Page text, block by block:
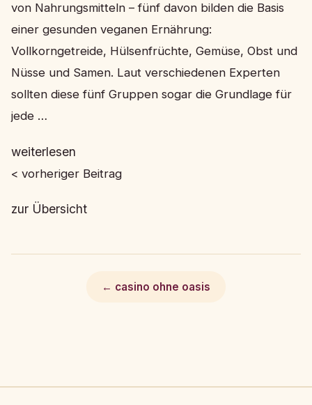
von Nahrungsmitteln – fünf davon bilden die Basis
einer gesunden veganen Ernährung:
Vollkorngetreide, Hülsenfrüchte, Gemüse, Obst und
Nüsse und Samen. Laut verschiedenen Experten
sollten diese fünf Gruppen sogar die Grundlage für
jede …
weiterlesen
< vorheriger Beitrag
zur Übersicht
← casino ohne oasis